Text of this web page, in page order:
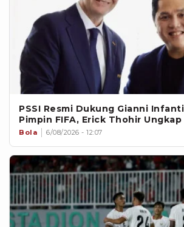
PSSI Resmi Dukung Gianni
Pimpin FIFA, Erick Thohir
Bola 6/08/2026 - 12:07